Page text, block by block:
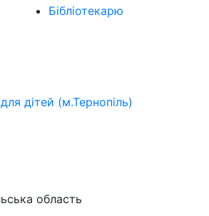
Бібліотекарю
дітей (м.Тернопіль)
область